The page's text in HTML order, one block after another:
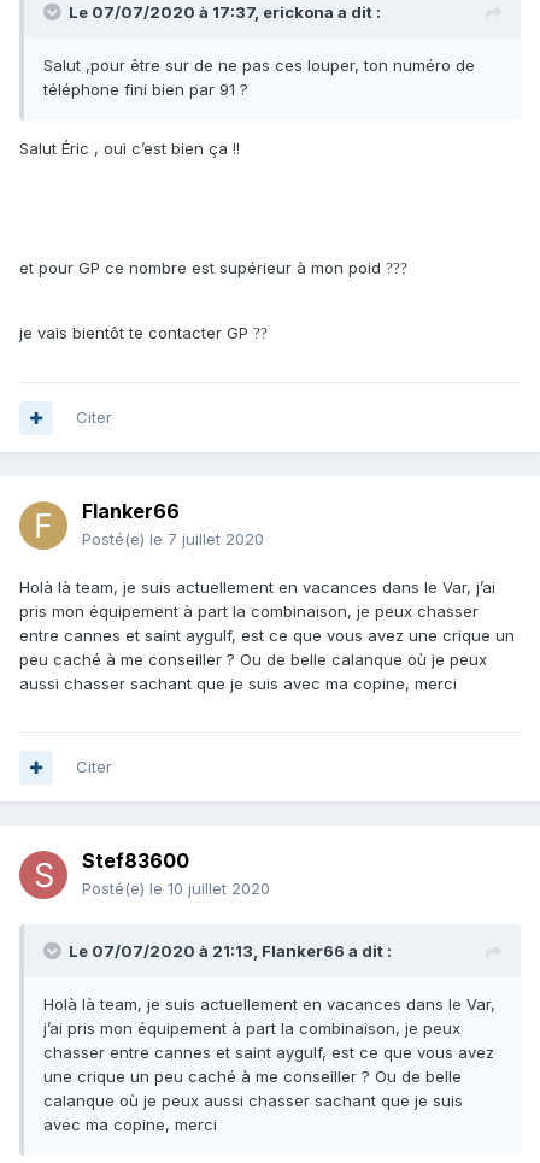
Le 07/07/2020 à 17:37, erickona a dit :
Salut ,pour être sur de ne pas ces louper, ton numéro de
téléphone fini bien par 91 ?
Salut Éric , oui c’est bien ça !!
et pour GP ce nombre est supérieur à mon poid ???
je vais bientôt te contacter GP ??
Citer
Flanker66
Posté(e) le 7 juillet 2020
Holà là team, je suis actuellement en vacances dans le Var, j’ai
pris mon équipement à part la combinaison, je peux chasser
entre cannes et saint aygulf, est ce que vous avez une crique un
peu caché à me conseiller ? Ou de belle calanque où je peux
aussi chasser sachant que je suis avec ma copine, merci
Citer
Stef83600
Posté(e) le 10 juillet 2020
Le 07/07/2020 à 21:13, Flanker66 a dit :
Holà là team, je suis actuellement en vacances dans le Var,
j’ai pris mon équipement à part la combinaison, je peux
chasser entre cannes et saint aygulf, est ce que vous avez
une crique un peu caché à me conseiller ? Ou de belle
calanque où je peux aussi chasser sachant que je suis
avec ma copine, merci